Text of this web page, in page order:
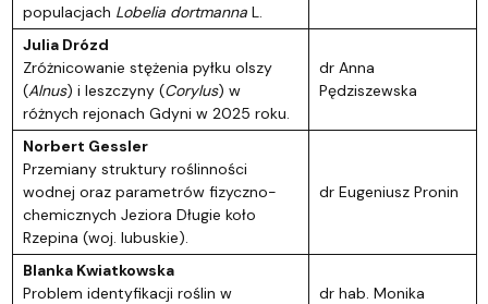
populacjach Lobelia dortmannaL.
Julia Drózd
Zróżnicowanie stężenia pyłku olszy
(Alnus) i leszczyny (Corylus) w
różnych rejonach Gdyni w 2025 roku.
dr Anna
Pędziszewska
Norbert Gessler
Przemiany struktury roślinności
wodnej oraz parametrów fizyczno-
chemicznych Jeziora Długie koło
Rzepina (woj. lubuskie).
dr Eugeniusz Pronin
Blanka Kwiatkowska
Problem identyfikacji roślin w
dr hab. Monika